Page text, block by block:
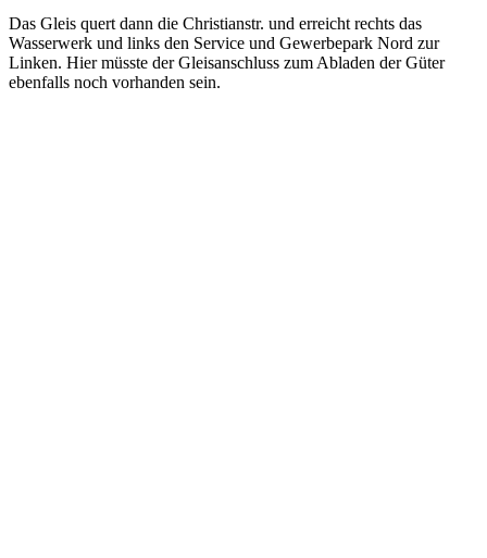
Das Gleis quert dann die Christianstr. und erreicht rechts das
Wasserwerk und links den Service und Gewerbepark Nord zur
Linken. Hier müsste der Gleisanschluss zum Abladen der Güter
ebenfalls noch vorhanden sein.